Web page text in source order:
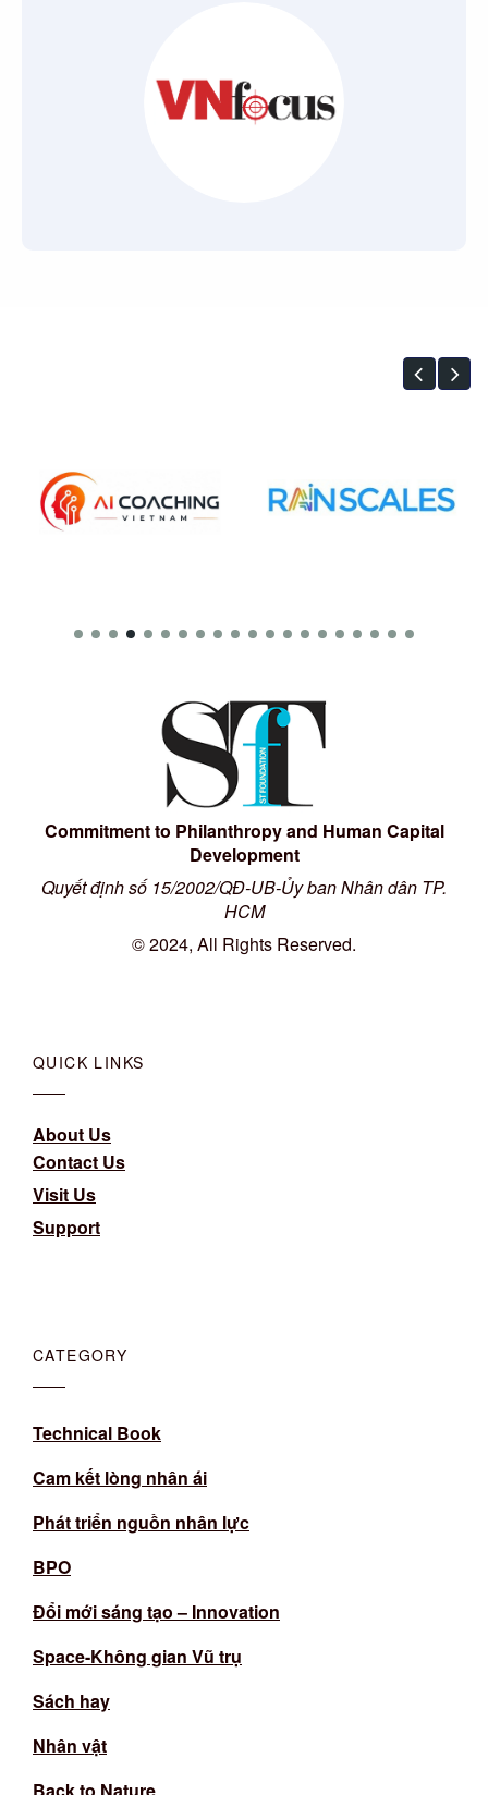
Commitment to Philanthropy and Human Capital
Development
Quyết định số 15/2002/QĐ-UB-Ủy ban Nhân dân TP.
HCM
© 2024, All Rights Reserved.
QUICK LINKS
About Us
Contact Us
Visit Us
Support
CATEGORY
Technical Book
Cam kết lòng nhân ái
Phát triển nguồn nhân lực
BPO
Đổi mới sáng tạo – Innovation
Space-Không gian Vũ trụ
Sách hay
Nhân vật